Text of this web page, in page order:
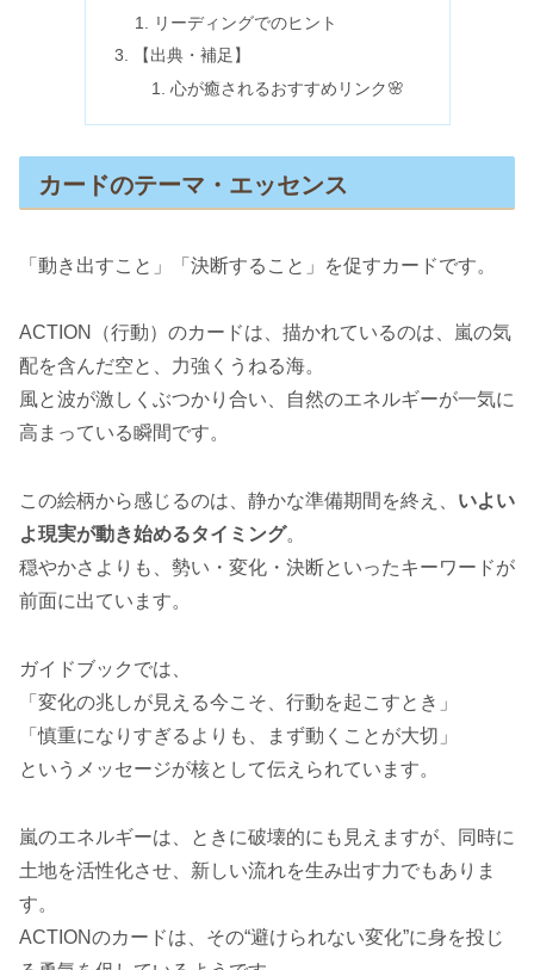
リーディングでのヒント
【出典・補足】
心が癒されるおすすめリンク🌸
カードのテーマ・エッセンス
「動き出すこと」「決断すること」を促すカードです。
ACTION（行動）のカードは、描かれているのは、嵐の気
配を含んだ空と、力強くうねる海。
風と波が激しくぶつかり合い、自然のエネルギーが一気に
高まっている瞬間です。
この絵柄から感じるのは、静かな準備期間を終え、 いよい
よ現実が動き始めるタイミング。
穏やかさよりも、勢い・変化・決断といったキーワードが
前面に出ています。
ガイドブックでは、
「変化の兆しが見える今こそ、行動を起こすとき」
「慎重になりすぎるよりも、まず動くことが大切」
というメッセージが核として伝えられています。
嵐のエネルギーは、ときに破壊的にも見えますが、同時に
土地を活性化させ、新しい流れを生み出す力でもありま
す。
ACTIONのカードは、その“避けられない変化”に身を投じ